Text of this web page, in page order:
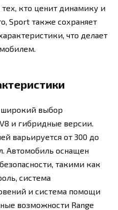
кто ценит динамику и
Sport также сохраняет
что делает
широкий выбор
и гибридные версии.
варьируется от 300 до
Автомобиль оснащен
такими как
система
и система помощи
возможности Range